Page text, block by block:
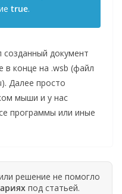
true.
созданный документ
в конце на .wsb (файл
Далее просто
мыши и у нас
программы или иные
решение не помогло
под статьей.